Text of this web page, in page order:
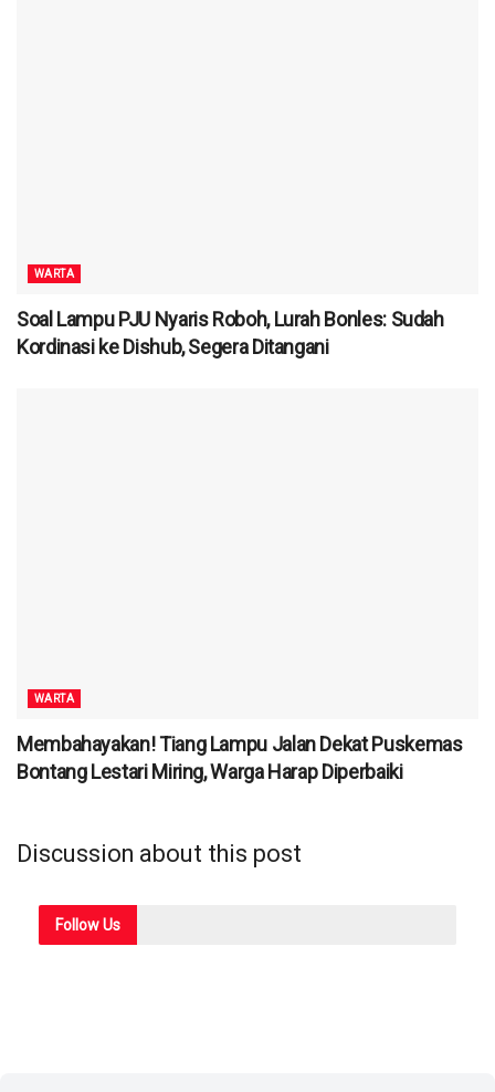
WARTA
Soal Lampu PJU Nyaris Roboh, Lurah Bonles: Sudah
Kordinasi ke Dishub, Segera Ditangani
WARTA
Membahayakan! Tiang Lampu Jalan Dekat Puskemas
Bontang Lestari Miring, Warga Harap Diperbaiki
Discussion about this post
FollowUs